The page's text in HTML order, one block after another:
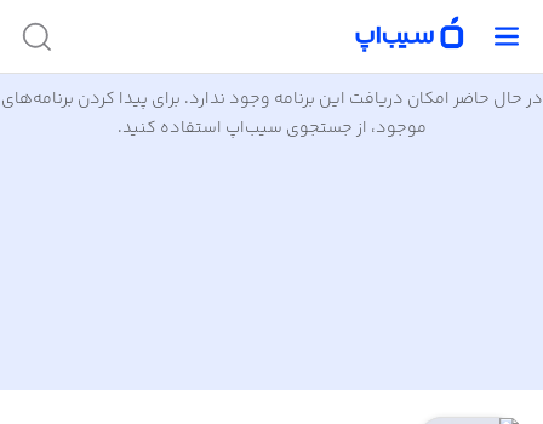
در حال حاضر امکان دریافت این برنامه وجود ندارد. برای پیدا کردن برنامه‌های
موجود، از جستجوی سیب‌اپ استفاده کنید.